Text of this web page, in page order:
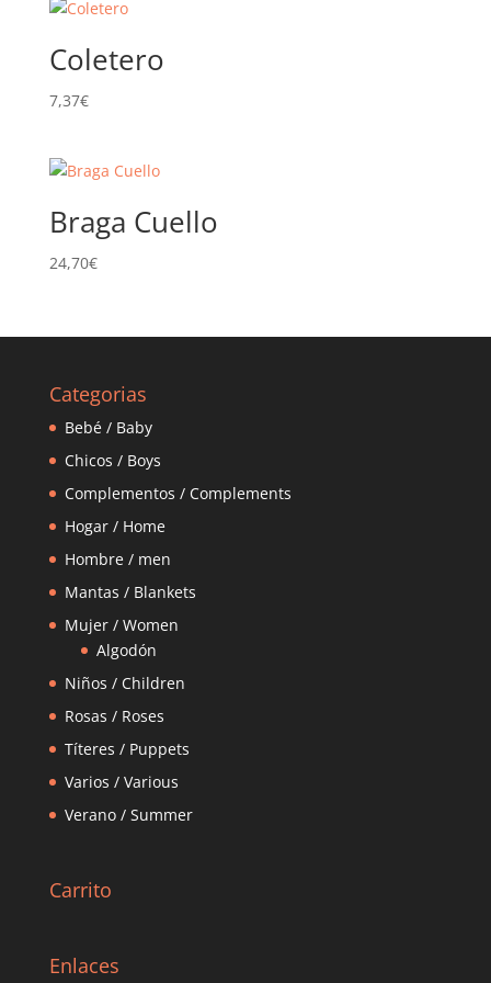
Coletero
7,37€
Braga Cuello
24,70€
Categorias
Bebé / Baby
Chicos / Boys
Complementos / Complements
Hogar / Home
Hombre / men
Mantas / Blankets
Mujer / Women
Algodón
Niños / Children
Rosas / Roses
Títeres / Puppets
Varios / Various
Verano / Summer
Carrito
Enlaces